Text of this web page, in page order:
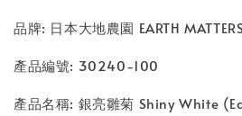
品牌: 日本大地農園 EARTH
產品編號: 30240-100
產品名稱: 銀亮雛菊 Shiny White